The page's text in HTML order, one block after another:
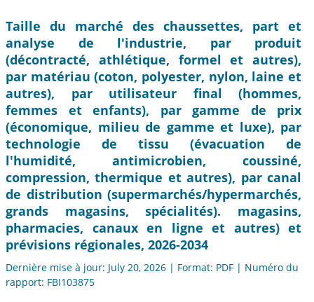
Taille du marché des chaussettes, part et
analyse de l'industrie, par produit
(décontracté, athlétique, formel et autres),
par matériau (coton, polyester, nylon, laine et
autres), par utilisateur final (hommes,
femmes et enfants), par gamme de prix
(économique, milieu de gamme et luxe), par
technologie de tissu (évacuation de
l'humidité, antimicrobien, coussiné,
compression, thermique et autres), par canal
de distribution (supermarchés/hypermarchés,
grands magasins, spécialités). magasins,
pharmacies, canaux en ligne et autres) et
prévisions régionales, 2026-2034
Dernière mise à jour: July 20, 2026 | Format: PDF | Numéro du
rapport: FBI103875